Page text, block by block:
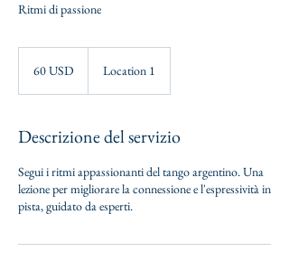
Ritmi di passione
statunitensi
60 USD Location 1
Descrizione del servizio
Segui i ritmi appassionanti del tango argentino. Una
lezione per migliorare la connessione e l'espressività in
pista, guidato da esperti.